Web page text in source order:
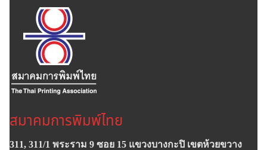
สมาคมการพิมพ์ไทย
311, 311/1 พระราม 9 ซอย 15 แขวงบางกะปิ เขตห้วยขวาง